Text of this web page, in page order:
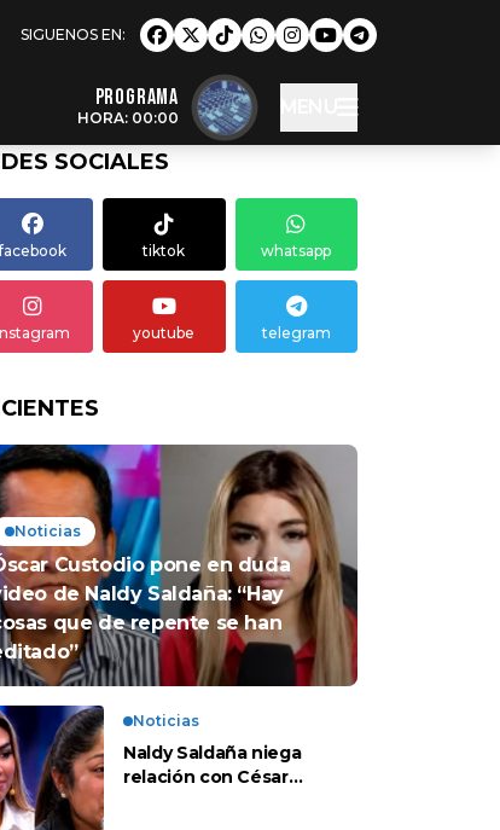
Programa
HORA: 00:00
SOCIALES
tiktok whatsapp
youtube telegram
Noticias
Custodio pone en duda
de Naldy Saldaña: “Hay
que de repente se han
Noticias
Naldy Saldaña niega
relación con César